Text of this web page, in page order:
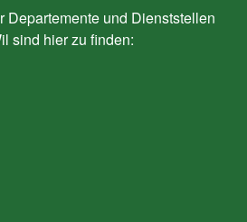
Departemente und Dienststellen
sind hier zu finden: